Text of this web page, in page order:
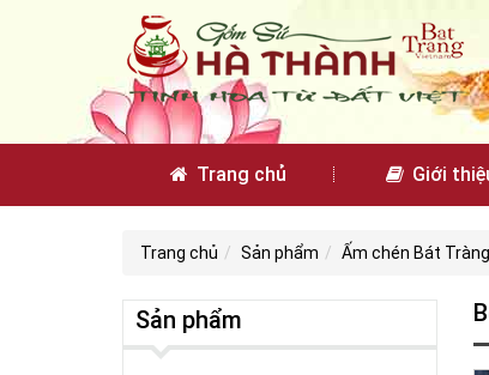
Trang chủ Giới
Trang chủ Sản phẩm Ấm chén Bát Tràng
Sản phẩm